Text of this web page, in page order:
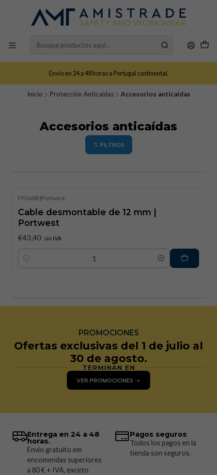
Envío en 24 a 48 horas a Portugal continental.
Inicio Protección Anticaídas Accesorios anticaídas
Accesorios anticaídas
FILTROS
FP36SIR |Portwest
Cable desmontable de 12 mm |
Portwest
€43,40 sin IVA
Cantidad
PROMOCIONES
Ofertas exclusivas del 1 de julio al
30 de agosto.
TERMINAN EN
VER PROMOCIONES
Entrega en 24 a 48
horas.
Envio gratuito em
encomendas superiores
a 80 € + IVA, exceto
Pagos seguros
Todos los pagos en la
tienda son seguros.